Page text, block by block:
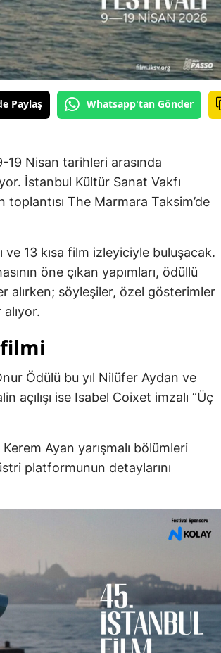
Paylaş Whatsapp'tan Gönder
19 Nisan tarihleri arasında
İstanbul Kültür Sanat Vakfı
The Marmara Taksim’de
ve 13 kısa film izleyiciyle buluşacak.
öne çıkan yapımları, ödüllü
alırken; söyleşiler, özel gösterimler
filmi
Ödülü bu yıl Nilüfer Aydan ve
açılışı ise Isabel Coixet imzalı “Üç
Ayan yarışmalı bölümleri
platformunun detaylarını